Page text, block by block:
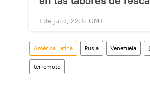
1 de julio, 22:12 GMT
América Latina Rusia Venezuela
terremoto